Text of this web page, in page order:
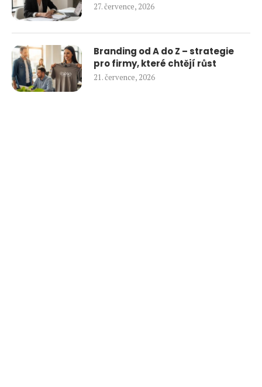
27. července, 2026
Branding od A do Z – strategie
pro firmy, které chtějí růst
21. července, 2026